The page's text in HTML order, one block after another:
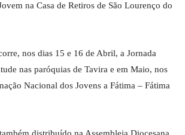
na Casa de Retiros de São Lourenço do
nos dias 15 e 16 de Abril, a Jornada
nas paróquias de Tavira e em Maio, nos
Nacional dos Jovens a Fátima – Fátima